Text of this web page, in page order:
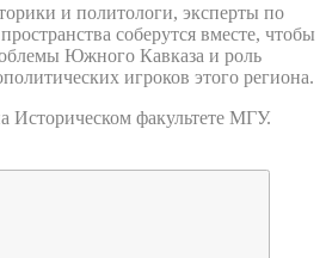
и политологи, эксперты по
соберутся вместе, чтобы
Южного Кавказа и роль
игроков этого региона.
Историческом факультете МГУ.